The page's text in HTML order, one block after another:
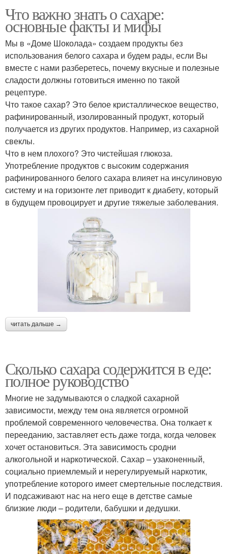
Что важно знать о сахаре:
основные факты и мифы
Мы в «Доме Шоколада» создаем продукты без
использования белого сахара и будем рады, если Вы
вместе с нами разберетесь, почему вкусные и полезные
сладости должны готовиться именно по такой
рецептуре.
Что такое сахар? Это белое кристаллическое вещество,
рафинированный, изолированный продукт, который
получается из других продуктов. Например, из сахарной
свеклы.
Что в нем плохого? Это чистейшая глюкоза.
Употребление продуктов с высоким содержания
рафинированного белого сахара влияет на инсулиновую
систему и на горизонте лет приводит к диабету, который
в будущем провоцирует и другие тяжелые заболевания.
читать дальше →
Сколько сахара содержится в еде:
полное руководство
Многие не задумываются о сладкой сахарной
зависимости, между тем она является огромной
проблемой современного человечества. Она толкает к
перееданию, заставляет есть даже тогда, когда человек
хочет остановиться. Эта зависимость сродни
алкогольной и наркотической. Сахар – узаконенный,
социально приемлемый и нерегулируемый наркотик,
употребление которого имеет смертельные последствия.
И подсаживают нас на него еще в детстве самые
близкие люди – родители, бабушки и дедушки.